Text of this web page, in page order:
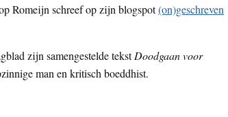
Romeijn schreef op zijn blogspot(on)geschreven
zijn samengestelde tekstDoodgaan voor
man en kritisch boeddhist.